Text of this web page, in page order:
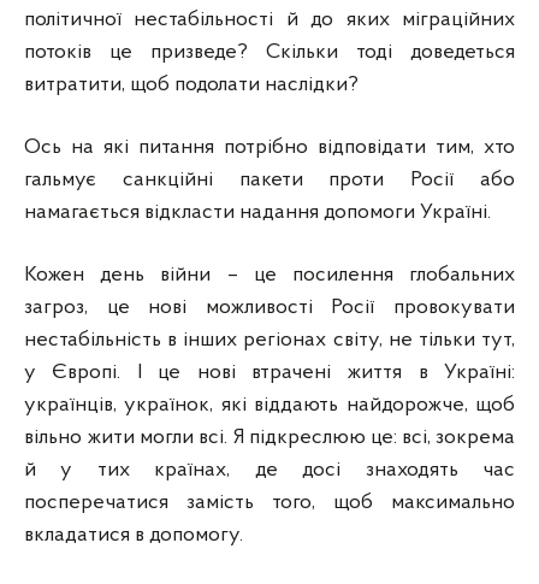
політичної нестабільності й до яких міграційних
потоків це призведе? Скільки тоді доведеться
витратити, щоб подолати наслідки?
Ось на які питання потрібно відповідати тим, хто
гальмує санкційні пакети проти Росії або
намагається відкласти надання допомоги Україні.
Кожен день війни – це посилення глобальних
загроз, це нові можливості Росії провокувати
нестабільність в інших регіонах світу, не тільки тут,
у Європі. І це нові втрачені життя в Україні:
українців, українок, які віддають найдорожче, щоб
вільно жити могли всі. Я підкреслюю це: всі, зокрема
й у тих країнах, де досі знаходять час
посперечатися замість того, щоб максимально
вкладатися в допомогу.